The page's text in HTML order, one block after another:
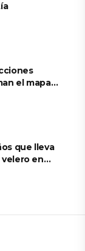
el mapa
que lleva
en